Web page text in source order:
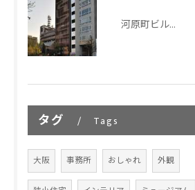
河原町ビルディング｜京都市_オフィスビル設計
タグ Tags
大阪 事務所 おしゃれ 外観